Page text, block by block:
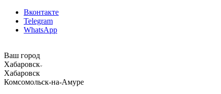
Вконтакте
Telegram
WhatsApp
Ваш город
Хабаровск
Хабаровск
Комсомольск-на-Амуре